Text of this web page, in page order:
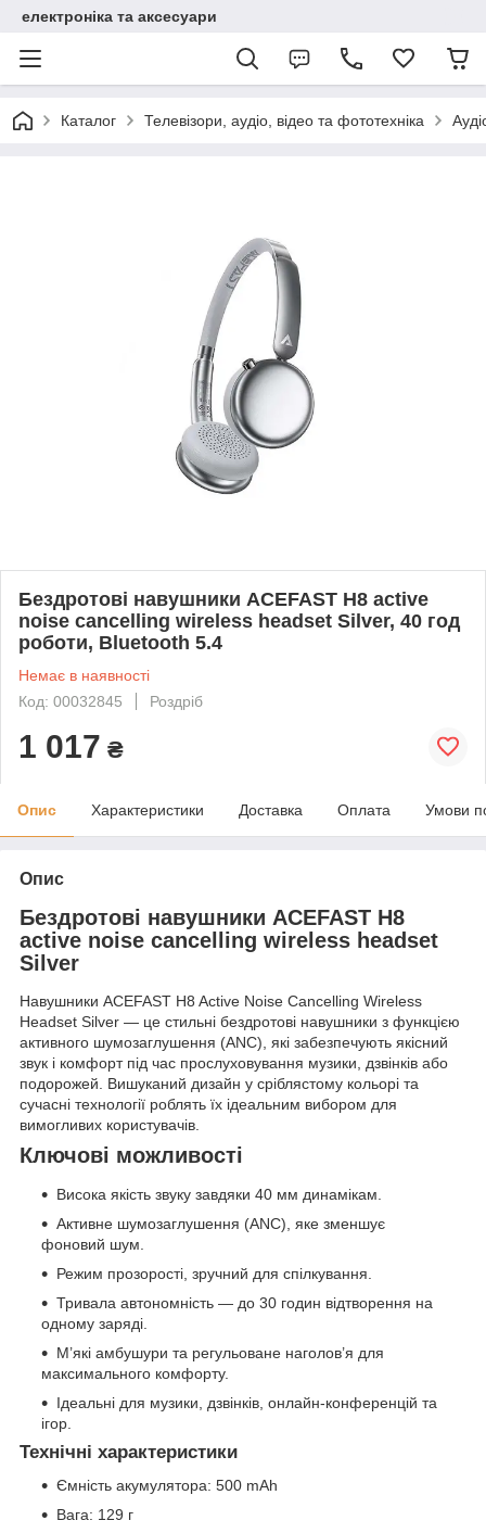
електроніка та аксесуари
Каталог Телевізори, аудіо, відео та фототехніка
Бездротові навушники ACEFAST H8 active
noise cancelling wireless headset Silver, 40 год
роботи, Bluetooth 5.4
Немає в наявності
Код: 00032845
Роздріб
1 017 ₴
Опис Характеристики Доставка Оплата Умови
Опис
Бездротові навушники ACEFAST H8
active noise cancelling wireless headset
Silver
Навушники ACEFAST H8 Active Noise Cancelling Wireless
Headset Silver — це стильні бездротові навушники з функцією
активного шумозаглушення (ANC), які забезпечують якісний
звук і комфорт під час прослуховування музики, дзвінків або
подорожей. Вишуканий дизайн у сріблястому кольорі та
сучасні технології роблять їх ідеальним вибором для
вимогливих користувачів.
Ключові можливості
Висока якість звуку завдяки 40 мм динамікам.
Активне шумозаглушення (ANC), яке зменшує
фоновий шум.
Режим прозорості, зручний для спілкування.
Тривала автономність — до 30 годин відтворення на
одному заряді.
М’які амбушури та регульоване наголов’я для
максимального комфорту.
Ідеальні для музики, дзвінків, онлайн-конференцій та
ігор.
Технічні характеристики
Ємність акумулятора: 500 mAh
Вага: 129 г